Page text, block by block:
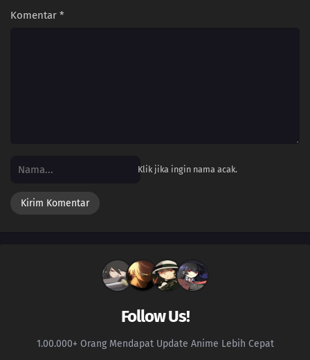
Komentar *
Klik jika ingin nama acak.
Follow Us!
1.00.000+ Orang Mendapat Update Anime Lebih Cepat